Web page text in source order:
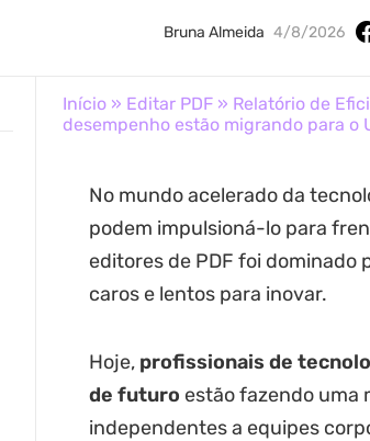
Bruna Almeida 4/8/2026
Início» Editar PDF» Relatório de
desempenho estão migrando para o
No mundo acelerado da
podem impulsioná-lo para
editores de PDF foi dominado
caros e lentos para inovar.
Hoje, profissionais de
de futuro estão fazendo uma
independentes a equipes